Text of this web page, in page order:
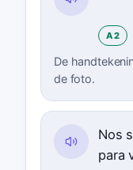
A2
De
de foto.
Nos
para